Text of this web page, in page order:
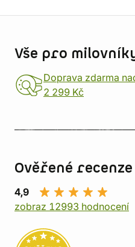
Vše pro
Doprava zdarma
2 299 Kč
Ověřené recenze
4,9
zobraz 12993 hodnocení